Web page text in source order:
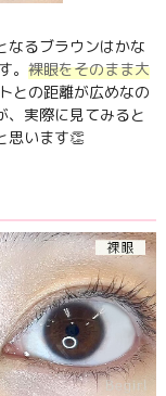
なるブラウンはかな
。 裸眼をそのまま大
との距離が広めなの
、実際に見てみると
思います👏